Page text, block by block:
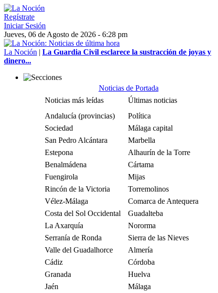
Regístrate
Iniciar Sesión
Jueves, 06 de Agosto de 2026 - 6:28 pm
La Noción | La Guardia Civil esclarece la sustracción de joyas y
dinero...
Noticias de Portada
Noticias más leídas
Últimas noticias
Andalucía (provincias)
Política
Sociedad
Málaga capital
San Pedro Alcántara
Marbella
Estepona
Alhaurín de la Torre
Benalmádena
Cártama
Fuengirola
Mijas
Rincón de la Victoria
Torremolinos
Vélez-Málaga
Comarca de Antequera
Costa del Sol Occidental
Guadalteba
La Axarquía
Nororma
Serranía de Ronda
Sierra de las Nieves
Valle del Guadalhorce
Almería
Cádiz
Córdoba
Granada
Huelva
Jaén
Málaga